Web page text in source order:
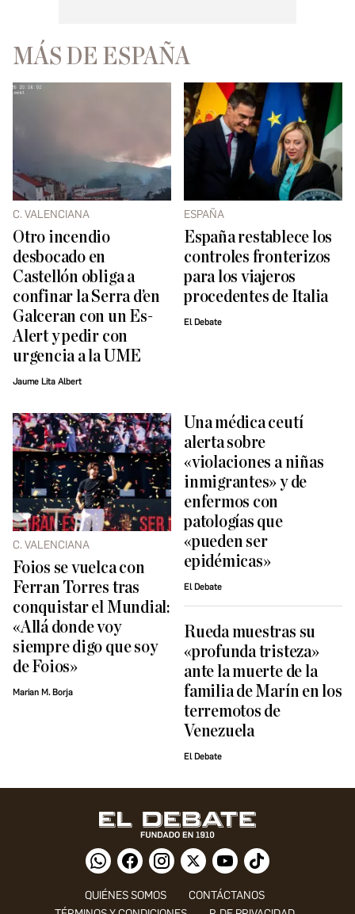
MÁS DE ESPAÑA
C. VALENCIANA
Otro incendio
desbocado en
Castellón obliga a
confinar la Serra d’en
Galceran con un Es-
Alert y pedir con
urgencia a la UME
Jaume Lita Albert
ESPAÑA
España restablece los
controles fronterizos
para los viajeros
procedentes de Italia
El Debate
C. VALENCIANA
Foios se vuelca con
Ferran Torres tras
conquistar el Mundial:
«Allá donde voy
siempre digo que soy
de Foios»
Marian M. Borja
Una médica ceutí
alerta sobre
«violaciones a niñas
inmigrantes» y de
enfermos con
patologías que
«pueden ser
epidémicas»
El Debate
Rueda muestras su
«profunda tristeza»
ante la muerte de la
familia de Marín en los
terremotos de
Venezuela
El Debate
QUIÉNES SOMOS
CONTÁCTANOS